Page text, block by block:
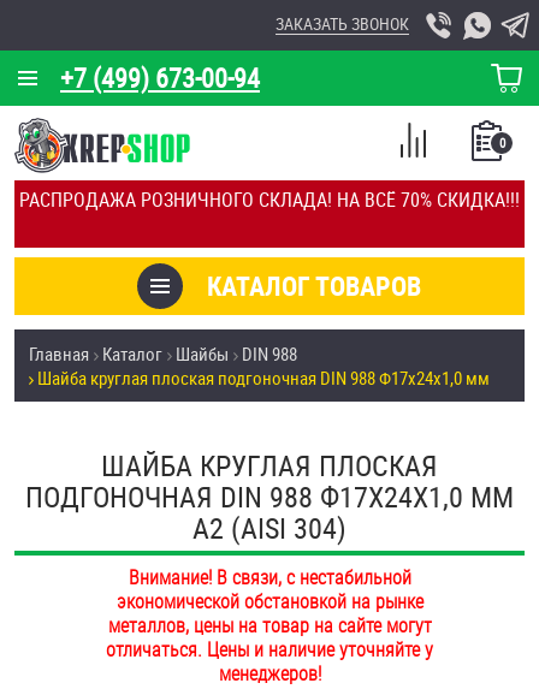
РАСПРОДАЖА РОЗНИЧНОГО СКЛАДА! НА ВСЁ 70% СКИДКА!!!
+7 (499) 673-00-94
ЗАКАЗАТЬ ЗВОНОК
КОРЗИНА
О КОМПАНИИ
КАЛЬКУЛЯТОР
ОТЗЫВЫ
УСЛУГИ
СКИДКИ
ПОКУПАТЕЛЯМ
ОПЛАТА И ДОСТАВКА
НАШИ МАГАЗИНЫ
КАТАЛОГ ТОВАРОВ
0
СПИСОК
СРАВНЕНИЕ
Товары со скидкой
Анкеры
Антивандальный крепёж, инструмент
Болты и винты
Главная Каталог Шайбы
DIN 988
Шайба круглая плоская подгоночная DIN 988 Ф17х24х1,0 мм
ШАЙБА КРУГЛАЯ ПЛОСКАЯ
ПОДГОНОЧНАЯ DIN 988 Ф17Х24Х1,0 ММ
А2 (AISI 304)
Внимание! В связи, с нестабильной
экономической обстановкой на рынке
металлов, цены на товар на сайте могут
отличаться. Цены и наличие уточняйте у
менеджеров!